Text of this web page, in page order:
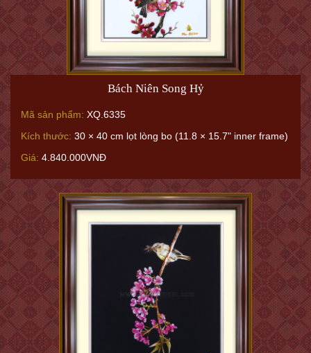
Bách Niên Song Hỷ
Mã sản phẩm: XQ.6335
Kích thước: 30 × 40 cm lọt lòng bo (11.8 × 15.7" inner frame)
Giá: 4.840.000VNĐ